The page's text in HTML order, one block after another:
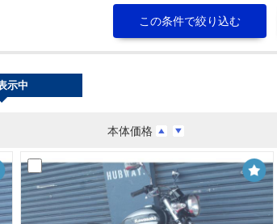
本体価格
示中